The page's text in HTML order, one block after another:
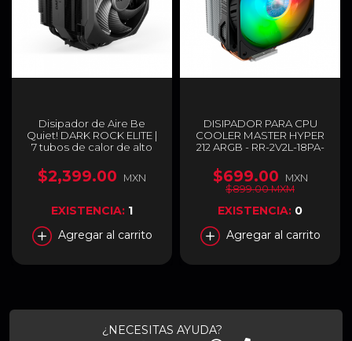
Disipador de Aire Be
Quiet! DARK ROCK ELITE |
7 tubos de calor de alto
ventiladores Silent Wings
PWM 135 mm | LED ARGB |
(Máx) | Color Negro |
BK037
$2,399.00 MXN
EXISTENCIA: 1
Agregar al carrito
DISIPADOR PARA CPU
COOLER MASTER HYPER
212 ARGB - RR-2V2L-18PA-
$699.00
MXN
$899.00 MXM
EXISTENCIA: 0
Agregar al carrito
¿NECESITAS AYUDA?